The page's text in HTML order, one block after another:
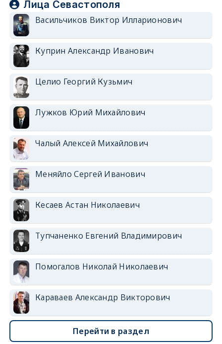
Лица Севастополя
Васильчиков Виктор Илларионович
Куприн Александр Иванович
Целио Георгий Кузьмич
Лужков Юрий Михайлович
Чалый Алексей Михайлович
Меняйло Сергей Иванович
Кесаев Астан Николаевич
Тупчаненко Евгений Владимирович
Помогалов Николай Николаевич
Караваев Александр Викторович
Перейти в раздел